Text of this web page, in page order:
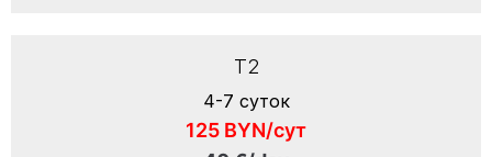
T2
4-7 суток
125 BYN/сут